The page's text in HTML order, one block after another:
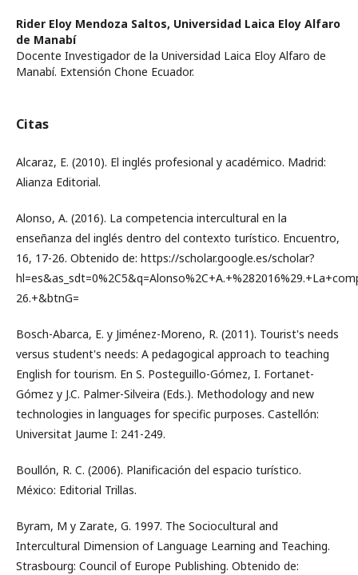
Rider Eloy Mendoza Saltos, Universidad Laica Eloy Alfaro
de Manabí
Docente Investigador de la Universidad Laica Eloy Alfaro de
Manabí. Extensión Chone Ecuador.
Citas
Alcaraz, E. (2010). El inglés profesional y académico. Madrid:
Alianza Editorial.
Alonso, A. (2016). La competencia intercultural en la
enseñanza del inglés dentro del contexto turístico. Encuentro,
16, 17-26. Obtenido de: https://scholar.google.es/scholar?
26.+&btnG=
Bosch-Abarca, E. y Jiménez-Moreno, R. (2011). Tourist's needs
versus student's needs: A pedagogical approach to teaching
English for tourism. En S. Posteguillo-Gómez, I. Fortanet-
Gómez y J.C. Palmer-Silveira (Eds.). Methodology and new
technologies in languages for specific purposes. Castellón:
Universitat Jaume I: 241-249.
Boullón, R. C. (2006). Planificación del espacio turístico.
México: Editorial Trillas.
Byram, M y Zarate, G. 1997. The Sociocultural and
Intercultural Dimension of Language Learning and Teaching.
Strasbourg: Council of Europe Publishing. Obtenido de: